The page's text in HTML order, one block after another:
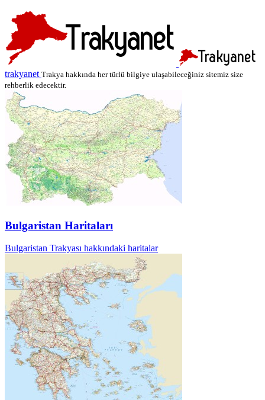
trakyanet Trakya hakkında her türlü bilgiye ulaşabileceğiniz sitemiz size
rehberlik edecektir.
Bulgaristan Haritaları
Bulgaristan Trakyası hakkındaki haritalar